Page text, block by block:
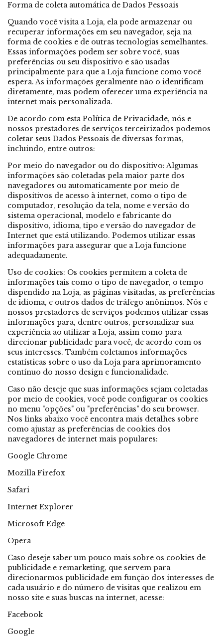
Forma de coleta automática de Dados Pessoais
Quando você visita a Loja, ela pode armazenar ou
recuperar informações em seu navegador, seja na
forma de cookies e de outras tecnologias semelhantes.
Essas informações podem ser sobre você, suas
preferências ou seu dispositivo e são usadas
principalmente para que a Loja funcione como você
espera. As informações geralmente não o identificam
diretamente, mas podem oferecer uma experiência na
internet mais personalizada.
De acordo com esta Política de Privacidade, nós e
nossos prestadores de serviços terceirizados podemos
coletar seus Dados Pessoais de diversas formas,
incluindo, entre outros:
Por meio do navegador ou do dispositivo: Algumas
informações são coletadas pela maior parte dos
navegadores ou automaticamente por meio de
dispositivos de acesso à internet, como o tipo de
computador, resolução da tela, nome e versão do
sistema operacional, modelo e fabricante do
dispositivo, idioma, tipo e versão do navegador de
Internet que está utilizando. Podemos utilizar essas
informações para assegurar que a Loja funcione
adequadamente.
Uso de cookies: Os cookies permitem a coleta de
informações tais como o tipo de navegador, o tempo
dispendido na Loja, as páginas visitadas, as preferências
de idioma, e outros dados de tráfego anônimos. Nós e
nossos prestadores de serviços podemos utilizar essas
informações para, dentre outros, personalizar sua
experiência ao utilizar a Loja, assim como para
direcionar publicidade para você, de acordo com os
seus interesses. Também coletamos informações
estatísticas sobre o uso da Loja para aprimoramento
contínuo do nosso design e funcionalidade.
Caso não deseje que suas informações sejam coletadas
por meio de cookies, você pode configurar os cookies
no menu "opções" ou "preferências" do seu browser.
Nos links abaixo você encontra mais detalhes sobre
como ajustar as preferências de cookies dos
navegadores de internet mais populares:
Google Chrome
Mozilla Firefox
Safari
Internet Explorer
Microsoft Edge
Opera
Caso deseje saber um pouco mais sobre os cookies de
publicidade e remarketing, que servem para
direcionarmos publicidade em função dos interesses de
cada usuário e do número de visitas que realizou em
nosso site e suas buscas na internet, acesse:
Facebook
Google